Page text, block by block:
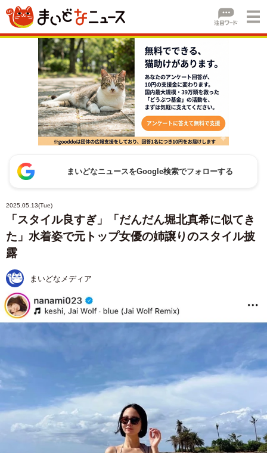
まいどなニュースをGoogle検索でフォローする
2025.05.13(Tue)
「スタイル良すぎ」「だんだん堀北真希に似てき
た」水着姿で元トップ女優の姉譲りのスタイル披
露
まいどなメディア